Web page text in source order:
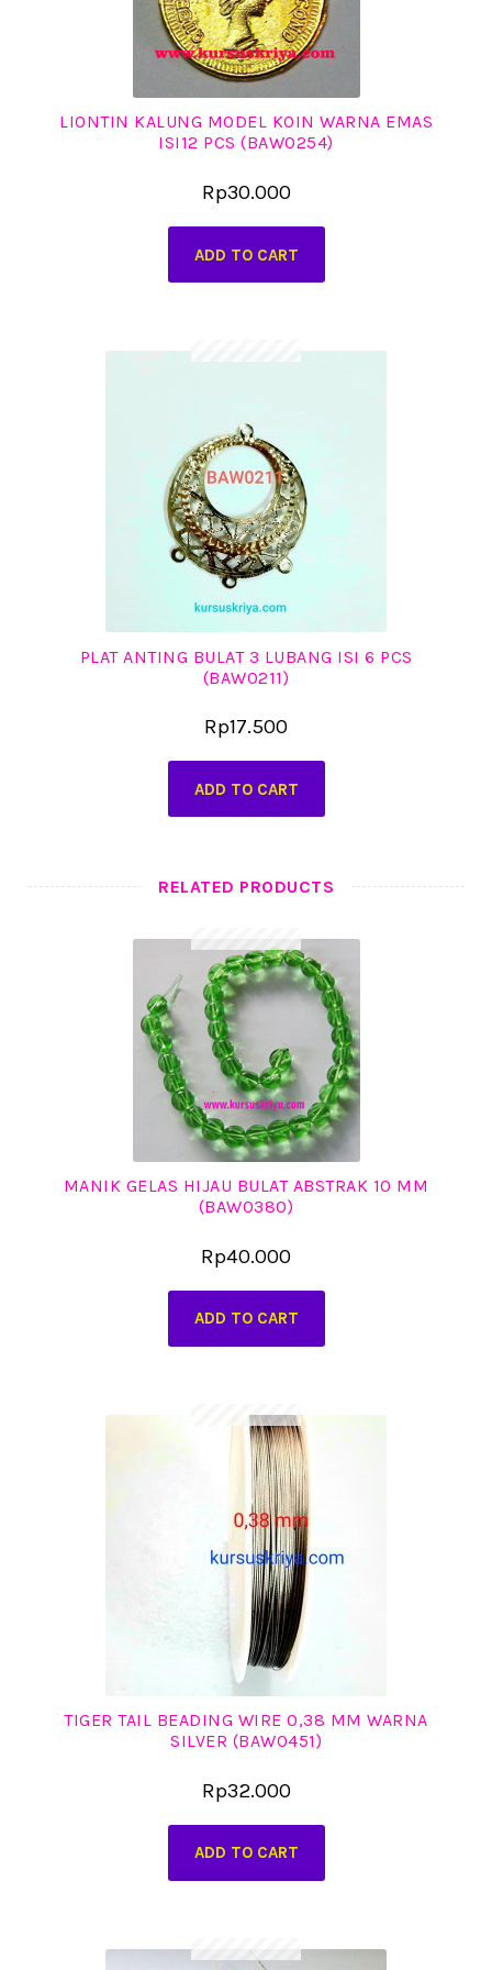
LIONTIN KALUNG MODEL KOIN WARNA EMAS
ISI12 PCS (BAW0254)
Rp30.000
ADD TO CART
PLAT ANTING BULAT 3 LUBANG ISI 6 PCS
(BAW0211)
Rp17.500
ADD TO CART
RELATED PRODUCTS
MANIK GELAS HIJAU BULAT ABSTRAK 10 MM
(BAW0380)
Rp40.000
ADD TO CART
TIGER TAIL BEADING WIRE 0,38 MM WARNA
SILVER (BAW0451)
Rp32.000
ADD TO CART